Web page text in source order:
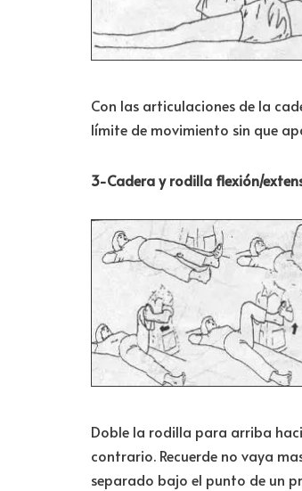
Con las articulaciones de la
límite de movimiento sin que
3-Cadera y rodilla flexión/
Doble la rodilla para arriba
contrario. Recuerde no vaya
separado bajo el punto de un